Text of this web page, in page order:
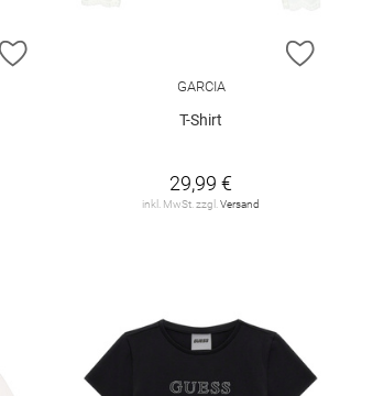
ZUR
GARCIA
T-Shirt
29,99 €
inkl. MwSt. zzgl.Versand